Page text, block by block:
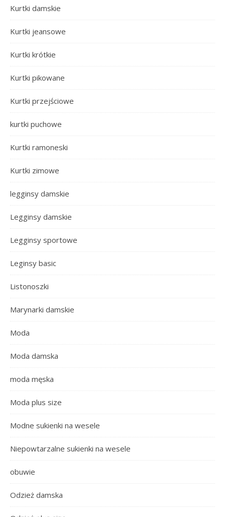
Kurtki damskie
Kurtki jeansowe
Kurtki krótkie
Kurtki pikowane
Kurtki przejściowe
kurtki puchowe
Kurtki ramoneski
Kurtki zimowe
legginsy damskie
Legginsy damskie
Legginsy sportowe
Leginsy basic
Listonoszki
Marynarki damskie
Moda
Moda damska
moda męska
Moda plus size
Modne sukienki na wesele
Niepowtarzalne sukienki na wesele
obuwie
Odzież damska